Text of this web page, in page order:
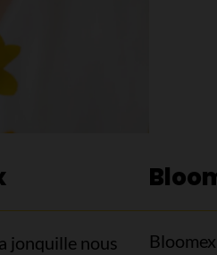
jonquille nous